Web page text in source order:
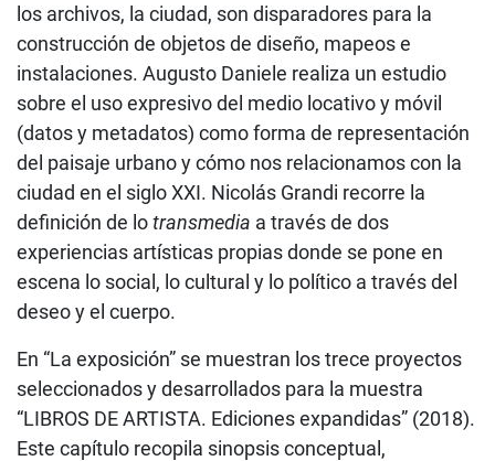
los archivos, la ciudad, son disparadores para la
construcción de objetos de diseño, mapeos e
instalaciones. Augusto Daniele realiza un estudio
sobre el uso expresivo del medio locativo y móvil
(datos y metadatos) como forma de representación
del paisaje urbano y cómo nos relacionamos con la
ciudad en el siglo XXI. Nicolás Grandi recorre la
definición de lotransmedia a través de dos
experiencias artísticas propias donde se pone en
escena lo social, lo cultural y lo político a través del
deseo y el cuerpo.
En “La exposición” se muestran los trece proyectos
seleccionados y desarrollados para la muestra
“LIBROS DE ARTISTA. Ediciones expandidas” (2018).
Este capítulo recopila sinopsis conceptual,